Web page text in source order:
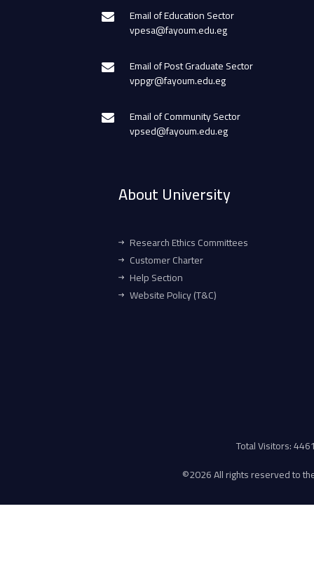
Email of Education Sector
vpesa@fayoum.edu.eg
Email of Post Graduate Sector
vppgr@fayoum.edu.eg
Email of Community Sector
vpsed@fayoum.edu.eg
About University
Research Ethics Committees
Customer Charter
Help Section
Website Policy (T&C)
Total Visitors:
©2026 All rights reserved to